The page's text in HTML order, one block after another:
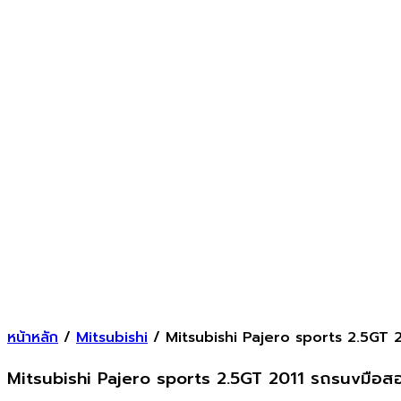
หน้าหลัก / Mitsubishi / Mitsubishi Pajero sports 2.5GT
Mitsubishi Pajero sports 2.5GT 2011 รถsuvมือส